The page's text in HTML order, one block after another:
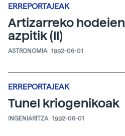
ERREPORTAJEAK
Artizarreko hodeien
azpitik (II)
ASTRONOMIA 1992-06-01
ERREPORTAJEAK
Tunel kriogenikoak
INGENIARITZA 1992-06-01